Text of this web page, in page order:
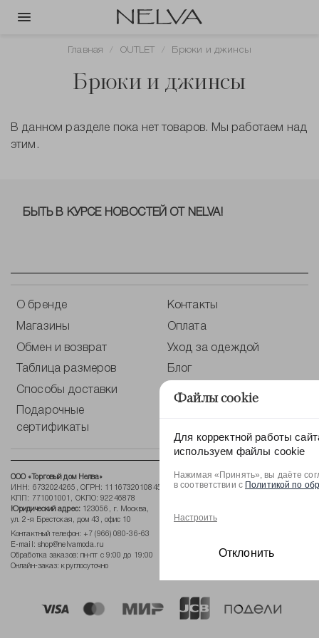
Главная OUTLET Брюки и джинсы
Брюки и джинсы
В данном разделе пока нет товаров. Мы работаем над
этим.
О бренде Контакты
Магазины Оплата
Обмен и возврат Уход за одеждой
Таблица размеров Блог
Способы доставки Публичная оферта
Подарочные
сертификаты
ООО «Торговый дом Нелва»
ИНН: 6732024265, ОГРН: 1116732010845,
КПП: 771001001, ОКПО: 92246878
Юридический адрес:123056, г. Москва,
ул. 2-я Брестская, дом 43, офис 10
Контактный телефон: +7 (966) 080-36-63
E-mail: shop@nelvamoda.ru
Обработка заказов: пн-пт с 9:00 до 19:00
Онлайн-заказ: круглосуточно
БЫТЬ В КУРСЕ НОВОСТЕЙ ОТ NELVA!
Файлы cookie
Для корректной работы
используем файлы cookie
Нажимая «Принять», вы даёте
в соответствии с Политикой по
Настроить
Отклонить